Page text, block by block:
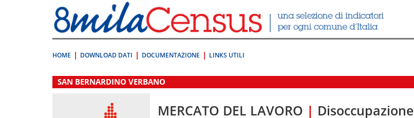
direttamente
a:
Contenuto
HOME DOWNLOAD DATI DOCUMENTAZIONE LINKS UTILI
.
SAN BERNARDINO VERBANO
MERCATO DEL LAVORO | Disoccupazione